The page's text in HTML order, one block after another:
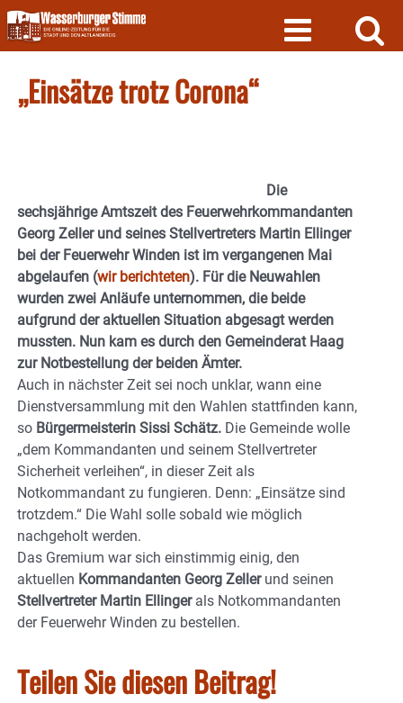
Skip
to
content
„Einsätze trotz Corona“
Die
sechsjährige Amtszeit des Feuerwehrkommandanten
Georg Zeller und seines Stellvertreters Martin Ellinger
bei der Feuerwehr Winden ist im vergangenen Mai
abgelaufen (wir berichteten). Für die Neuwahlen
wurden zwei Anläufe unternommen, die beide
aufgrund der aktuellen Situation abgesagt werden
mussten. Nun kam es durch den Gemeinderat Haag
zur Notbestellung der beiden Ämter.
Auch in nächster Zeit sei noch unklar, wann eine
Dienstversammlung mit den Wahlen stattfinden kann,
so Bürgermeisterin Sissi Schätz. Die Gemeinde wolle
„dem Kommandanten und seinem Stellvertreter
Sicherheit verleihen“, in dieser Zeit als
Notkommandant zu fungieren. Denn: „Einsätze sind
trotzdem.“ Die Wahl solle sobald wie möglich
nachgeholt werden.
Das Gremium war sich einstimmig einig, den
aktuellen Kommandanten Georg Zellerund seinen
Stellvertreter Martin Ellingerals Notkommandanten
der Feuerwehr Winden zu bestellen.
Teilen Sie diesen Beitrag!